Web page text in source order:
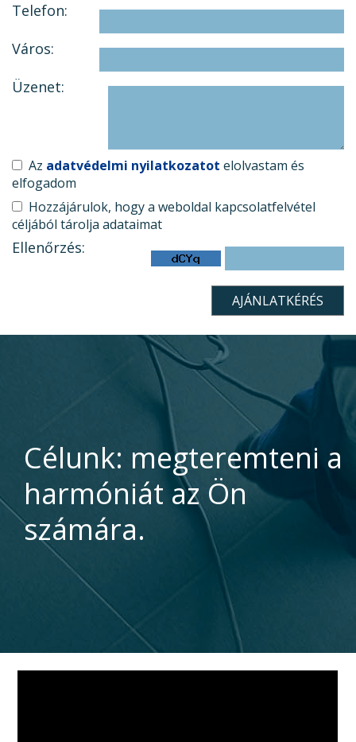
Telefon:
Város:
Üzenet:
Az adatvédelmi nyilatkozatot elolvastam és
elfogadom
Hozzájárulok, hogy a weboldal kapcsolatfelvétel
céljából tárolja adataimat
Ellenőrzés:
Célunk: megteremteni a
harmóniát az Ön
számára.